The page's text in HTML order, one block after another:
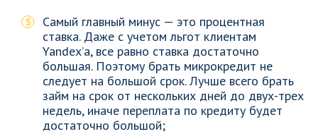
Самый главный минус — это процентная
ставка. Даже с учетом льгот клиентам
Yandex’а, все равно ставка достаточно
большая. Поэтому брать микрокредит не
следует на большой срок. Лучше всего брать
займ на срок от нескольких дней до двух-трех
недель, иначе переплата по кредиту будет
достаточно большой;